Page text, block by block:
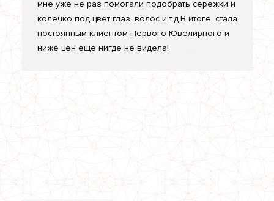
мне уже не раз помогали подобрать сережки и
колечко под цвет глаз, волос и т.д.В итоге, стала
постоянным клиентом Первого Ювелирного и
ниже цен еще нигде не видела!